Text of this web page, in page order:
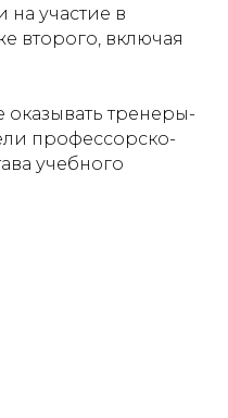
участие в
второго, включая
тренеры-
профессорско-
учебного